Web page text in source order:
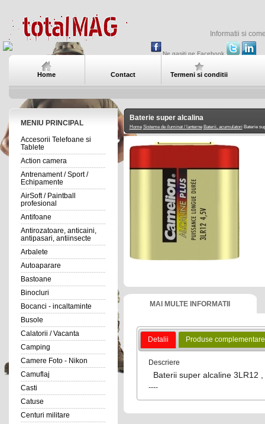
Informatii si
Ne gasiti pe Facebook
Home Contact Termeni si conditii
MENIU PRINCIPAL
Accesorii Telefoane si
Tablete
Action camera
Antrenament / Sport /
Echipamente
AirSoft / Paintball
profesional
Antifoane
Antirozatoare, anticaini,
antipasari, antiinsecte
Arbalete
Autoaparare
Bastoane
Binocluri
Bocanci - incaltaminte
Busole
Calatorii / Vacanta
Camping
Camere Foto - Nikon
Camuflaj
Casti
Catuse
Centuri militare
Baterie super alcalina
Home Sisteme de iluminat / lanterne Baterii, acumulatoriBaterie
MAI MULTE INFORMATII
Detalii Produse complementare
Descriere
Baterii super alcaline 3LR12
----